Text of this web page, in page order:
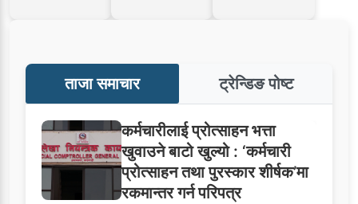
ताजा समाचार ट्रेन्डिङ पोष्ट
कर्मचारीलाई प्रोत्साहन भत्ता
खुवाउने बाटो खुल्यो : ‘कर्मचारी
प्रोत्साहन तथा पुरस्कार शीर्षक’मा
रकमान्तर गर्न परिपत्र